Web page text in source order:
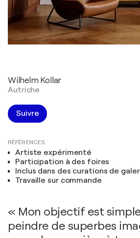
Wilhelm Kollar
Autriche
Suivre
RÉFÉRENCES
Artiste expérimenté
Participation à des foires
Inclus dans des curations de
Travaille sur commande
« Mon objectif est
peindre de superbes